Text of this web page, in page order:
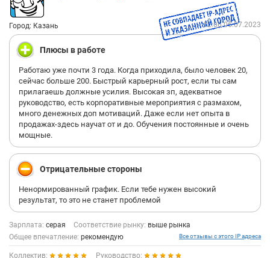
Город: Казань 12:06 06.07.2023
Плюсы в работе
Работаю уже почти 3 года. Когда приходила, было человек 20,
сейчас больше 200. Быстрый карьерный рост, если ты сам
прилагаешь должные усилия. Высокая зп, адекватное
руководство, есть корпоративные мероприятия с размахом,
много денежных доп мотиваций. Даже если нет опыта в
продажах-здесь научат от и до. Обучения постоянные и очень
мощные.
Отрицательные стороны
Ненормированный график. Если тебе нужен высокий
результат, то это не станет проблемой
Зарплата: серая Соответствие рынку: выше рынка
Общее впечатление: рекомендую Все отзывы с этого IP адреса
Коллектив: Руководство: